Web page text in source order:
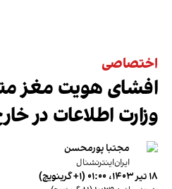
اختصاصی
افشای هویت مغز
وزارت اطلاعات در
مجتبا پورمحسن
ایران‌اینترنشنال
۱۸ تیر ۱۴۰۳، ۰۱:۰۰ (‎+۱ گرینویچ)